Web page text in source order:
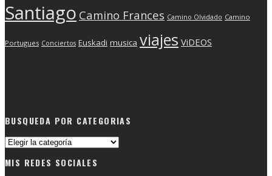
Santiago Camino Frances Camino Olvidado Camino
Portugues Conciertos Euskadi musica viajes ViDEOS
BUSQUEDA POR CATEGORIAS
Busqueda
categorias
MIS REDES SOCIALES